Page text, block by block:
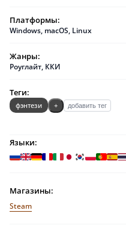
Платформы:
Windows, macOS, Linux
Жанры:
Роуглайт, ККИ
Теги:
фэнтези + добавить тег
Языки:
Магазины:
Steam